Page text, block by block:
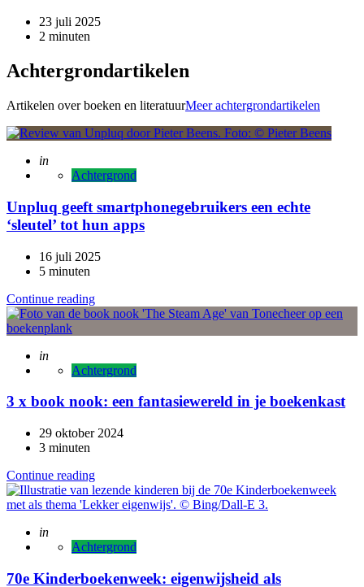
23 juli 2025
2 minuten
Achtergrondartikelen
Artikelen over boeken en literatuurMeer achtergrondartikelen
Posted
in
Achtergrond
Unpluq geeft smartphonegebruikers een echte
‘sleutel’ tot hun apps
16 juli 2025
5 minuten
Continue reading
Posted
in
Achtergrond
3 x book nook: een fantasiewereld in je boekenkast
29 oktober 2024
3 minuten
Continue reading
Posted
in
Achtergrond
70e Kinderboekenweek: eigenwijsheid als